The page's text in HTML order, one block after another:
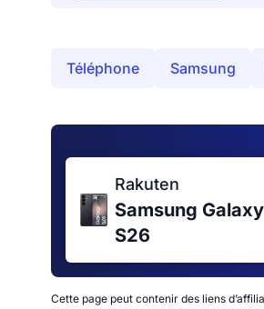
Téléphone Samsung
Rakuten
Samsung Galaxy
S26
Cette page peut contenir des liens